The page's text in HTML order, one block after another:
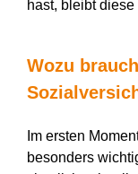
hast, bleibt
Wozu
Im ersten
besonders